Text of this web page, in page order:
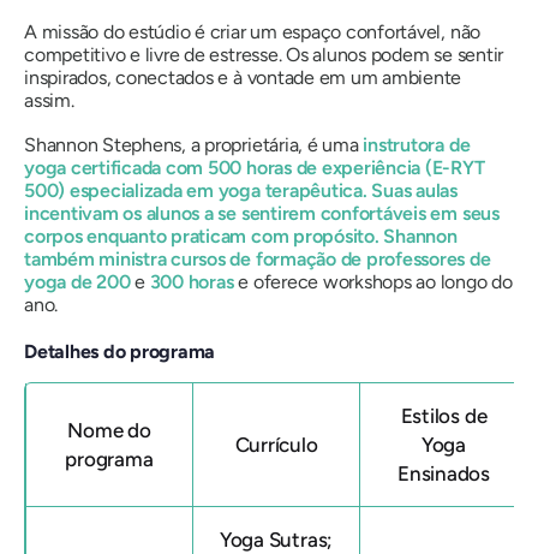
A missão do estúdio é criar um espaço confortável, não
competitivo e livre de estresse. Os alunos podem se sentir
inspirados, conectados e à vontade em um ambiente
assim.
Shannon Stephens, a proprietária, é uma instrutora de
yoga certificada com 500 horas de experiência (E-RYT
500) especializada em yoga terapêutica. Suas aulas
incentivam os alunos a se sentirem confortáveis ​​em seus
corpos enquanto praticam com propósito. Shannon
também ministra cursos de formação de professores de
yoga de 200e 300 horase oferece workshops ao longo do
ano.
Detalhes do programa
Nome do
programa
Currículo
Estilos de
Yoga
Ensinados
Yoga Sutras;